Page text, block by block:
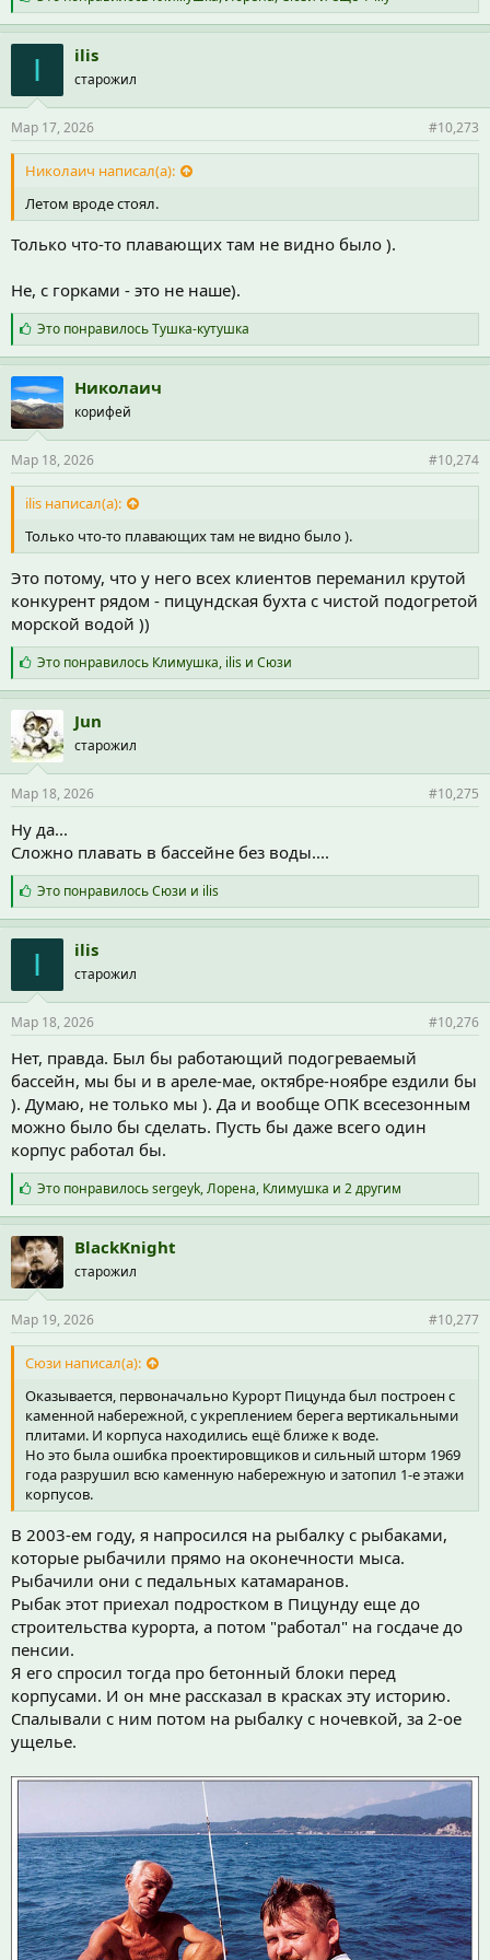
и
м
п
а
т
и
:
I ilis
старожил
Мар 17, 2026 #10,273
Николаич написал(а):
Летом вроде стоял.
Только что-то плавающих там не видно было ).
Не, с горками - это не наше).
С
и
м
п
а
т
и
:
Это понравилосьТушка-кутушка
Николаич
корифей
Мар 18, 2026 #10,274
ilis написал(а):
Только что-то плавающих там не видно было ).
Это потому, что у него всех клиентов переманил крутой
конкурент рядом - пицундская бухта с чистой подогретой
морской водой ))
С
и
м
п
а
т
и
:
Это понравилось Климушка, ilis и Сюзи
Jun
старожил
Мар 18, 2026 #10,275
Ну да...
Сложно плавать в бассейне без воды....
С
и
м
п
а
т
и
:
Это понравилосьСюзи и ilis
I ilis
старожил
Мар 18, 2026 #10,276
Нет, правда. Был бы работающий подогреваемый
бассейн, мы бы и в ареле-мае, октябре-ноябре ездили бы
). Думаю, не только мы ). Да и вообще ОПК всесезонным
можно было бы сделать. Пусть бы даже всего один
корпус работал бы.
С
и
м
п
а
т
и
:
Это понравилосьsergeyk,Лорена, Климушка и 2 другим
BlackKnight
старожил
Мар 19, 2026 #10,277
Сюзи написал(а):
Оказывается, первоначально Курорт Пицунда был построен с
каменной набережной, с укреплением берега вертикальными
плитами. И корпуса находились ещё ближе к воде.
Но это была ошибка проектировщиков и сильный шторм 1969
года разрушил всю каменную набережную и затопил 1-е этажи
корпусов.
В 2003-ем году, я напросился на рыбалку с рыбаками,
которые рыбачили прямо на оконечности мыса.
Рыбачили они с педальных катамаранов.
Рыбак этот приехал подростком в Пицунду еще до
строительства курорта, а потом "работал" на госдаче до
пенсии.
Я его спросил тогда про бетонный блоки перед
корпусами. И он мне рассказал в красках эту историю.
Спалывали с ним потом на рыбалку с ночевкой, за 2-ое
ущелье.